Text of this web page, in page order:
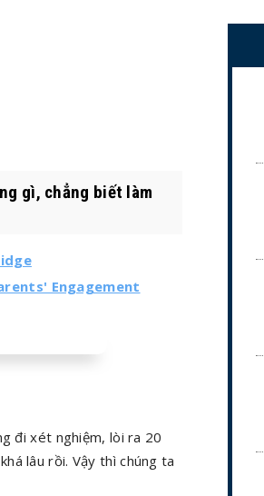
gì, chẳng biết làm
Engagement
đi xét nghiệm, lòi ra 20
lâu rồi. Vậy thì chúng ta